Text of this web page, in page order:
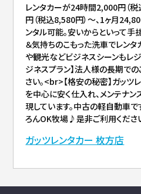
レンタカーが24時間2,000円（
円（税込8,580円）～、1ヶ月
ンタル可能。安いからといって
＆気持ちのこもった洗車でレン
や観光などビジネスシーンもレ
ジネスプラン】法人様の長期で
さい。<br>【格安の秘密】ガッ
を中心に安く仕入れ、メンテナ
現しています。中古の軽自動車
ろんOK牧場♪是非ご利用くださ
ガッツレンタカー 枚方店